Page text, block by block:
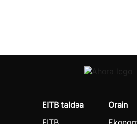
EITB taldea
EITB
Orain